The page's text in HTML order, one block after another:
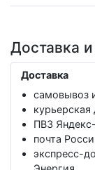
Доставка и
Доставка
самовывоз
ПВЗ
почта
экспресс-